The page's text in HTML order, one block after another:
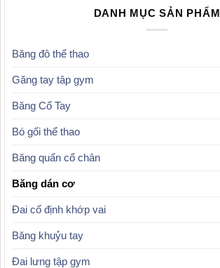
DANH MỤC SẢN PHẨM
Băng đô thể thao
Găng tay tập gym
Băng Cổ Tay
Bó gối thể thao
Băng quấn cổ chân
Băng dán cơ
Đai cố định khớp vai
Băng khuỷu tay
Đai lưng tập gym